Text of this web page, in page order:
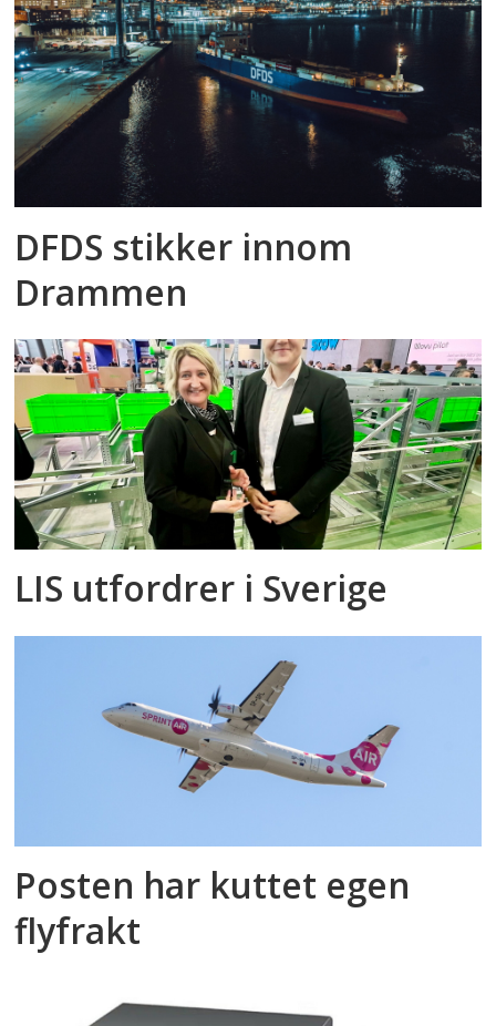
DFDS stikker innom
Drammen
LIS utfordrer i Sverige
Posten har kuttet egen
flyfrakt